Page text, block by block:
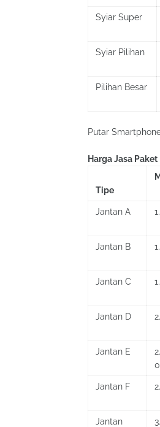
Syiar Super
Syiar Pilihan
Pilihan Besar
Putar
Harga Jasa
Tipe
Jantan A
Jantan B
Jantan C
Jantan D
Jantan E
0
Jantan F
Jantan